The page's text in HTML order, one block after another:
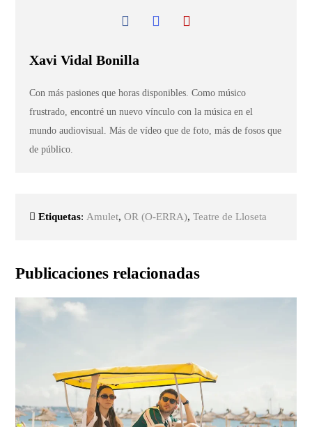
Xavi Vidal Bonilla
Con más pasiones que horas disponibles. Como músico
frustrado, encontré un nuevo vínculo con la música en el
mundo audiovisual. Más de vídeo que de foto, más de fosos que
de público.
Etiquetas: Amulet,OR (O-ERRA),Teatre de Lloseta
Publicaciones relacionadas